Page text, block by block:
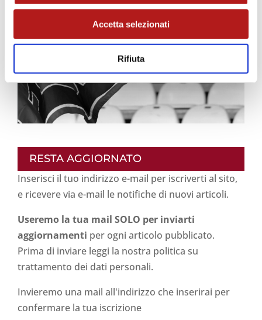
Accetta selezionati
Rifiuta
RESTA AGGIORNATO
Inserisci il tuo indirizzo e-mail per iscriverti al sito,
e ricevere via e-mail le notifiche di nuovi articoli.
Useremo la tua mail SOLO per inviarti
aggiornamenti per ogni articolo pubblicato.
Prima di inviare leggi la nostra politica su
trattamento dei dati personali.
Invieremo una mail all'indirizzo che inserirai per
confermare la tua iscrizione